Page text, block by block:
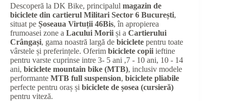
Descoperă la DK Bike, principalul magazin de
biciclete din cartierul Militari Sector 6 București,
situat pe Șoseaua Virtuții 46Bis, în apropierea
frumoasei zone a Lacului Morii și a Cartierului
Crângași, gama noastră largă de biciclete pentru toate
vârstele și preferințele. Oferim biciclete copii ieftine
pentru varste cuprinse intre 3- 5 ani ,7 - 10 ani, 10 - 14
ani, biciclete mountain bike (MTB), inclusiv modele
performante MTB full suspension, biciclete pliabile
perfecte pentru oraș și biciclete de șosea (cursieră)
pentru viteză.